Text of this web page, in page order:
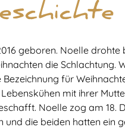
geboren. Noelle drohte
die Schlachtung.
für
mit ihrer
Noelle zog am 18.
und die beiden hatten ein